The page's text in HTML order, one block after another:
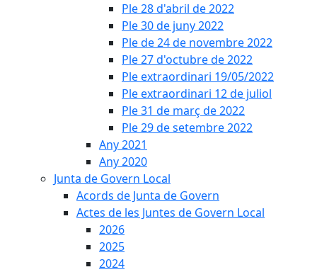
Ple 28 d'abril de 2022
Ple 30 de juny 2022
Ple de 24 de novembre 2022
Ple 27 d'octubre de 2022
Ple extraordinari 19/05/2022
Ple extraordinari 12 de juliol
Ple 31 de març de 2022
Ple 29 de setembre 2022
Any 2021
Any 2020
Junta de Govern Local
Acords de Junta de Govern
Actes de les Juntes de Govern Local
2026
2025
2024